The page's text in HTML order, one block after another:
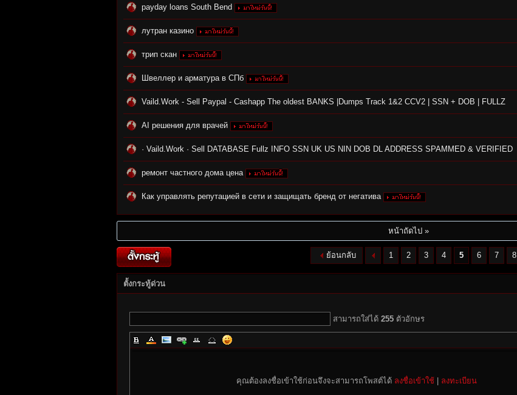
Su
rvi
payday loans South Bend
лутран казино
трип скан
Швеллер и арматура в СПб
Vaild.Work - Sell Paypal - Cashapp The oldest BANKS |Dumps Track 1&2 CCV2 | SSN + DOB | FULLZ
AI решения для врачей
· Vaild.Work · Sell DATABASE Fullz INFO SSN UK US NIN DOB DL ADDRESS SPAMMED & VERIFIED
ремонт частного дома цена
Как управлять репутацией в сети и защищать бренд от негатива
หน้าถัดไป »
1 2 3 4 5 6 7 8
ย้อนกลับ
ตั้งกระทู้ด่วน
สามารถใส่ได้ 255 ตัวอักษร
คุณต้องลงชื่อเข้าใช้ก่อนจึงจะสามารถโพสต์ได้ ลงชื่อเข้าใช้ ลงทะเบียน